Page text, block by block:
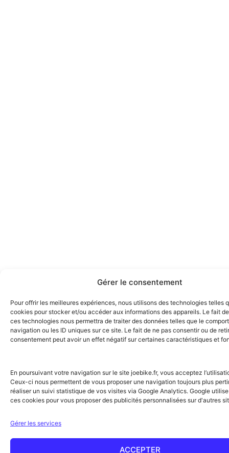
Gérer le consentement
Pour offrir les meilleures expériences, nous utilisons des technologies telles
cookies pour stocker et/ou accéder aux informations des appareils. Le fait
ces technologies nous permettra de traiter des données telles que le
navigation ou les ID uniques sur ce site. Le fait de ne pas consentir ou de
consentement peut avoir un effet négatif sur certaines caractéristiques et
En poursuivant votre navigation sur le site joebike.fr, vous acceptez
Ceux-ci nous permettent de vous proposer une navigation toujours plus
réaliser un suivi statistique de vos visites via Google Analytics. Google
ces cookies pour vous proposer des publicités personnalisées sur d'autres
Gérer les services
ACCEPTER